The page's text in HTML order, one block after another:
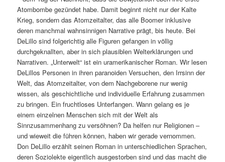
Atombombe gezündet habe. Damit beginnt nicht nur der Kalte
Krieg, sondern das Atomzeitalter, das alle Boomer inklusive
deren manchmal wahnsinnigen Narrative prägt, bis heute. Bei
DeLillo sind folgerichtig alle Figuren gefangen in völlig
durchgeknallten, aber in sich plausiblen Welterklärungen und
Narrativen. „Unterwelt“ ist ein uramerikanischer Roman. Wir lesen
DeLillos Personen in ihren paranoiden Versuchen, den Irrsinn der
Welt, das Atomzeitalter, von dem Nachgeborene nur wenig
wissen, als geschichtliche und individuelle Erfahrung zusammen
zu bringen. Ein fruchtloses Unterfangen. Wann gelang es je
einem einzelnen Menschen sich mit der Welt als
Sinnzusammenhang zu versöhnen? Da helfen nur Religionen –
und wieweit die führen können, haben wir gerade vernommen.
Don DeLillo erzählt seinen Roman in unterschiedlichen Sprachen,
deren Soziolekte eigentlich ausgestorben sind und das macht die